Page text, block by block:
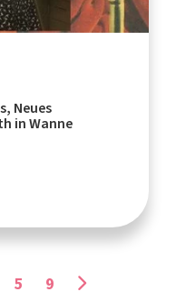
Neues
in Wanne
5 9